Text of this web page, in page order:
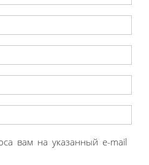
вам на указанный e-mail